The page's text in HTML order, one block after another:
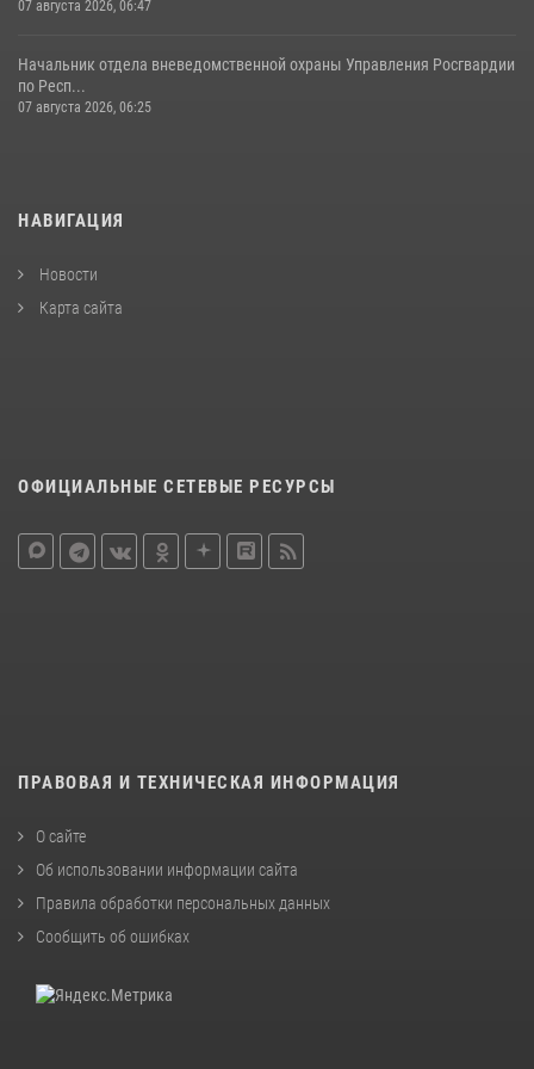
07 августа 2026, 06:47
Начальник отдела вневедомственной охраны Управления Росгвардии
по Респ...
07 августа 2026, 06:25
НАВИГАЦИЯ
Новости
Карта сайта
ОФИЦИАЛЬНЫЕ СЕТЕВЫЕ РЕСУРСЫ
ПРАВОВАЯ И ТЕХНИЧЕСКАЯ ИНФОРМАЦИЯ
О сайте
Об использовании информации сайта
Правила обработки персональных данных
Сообщить об ошибках